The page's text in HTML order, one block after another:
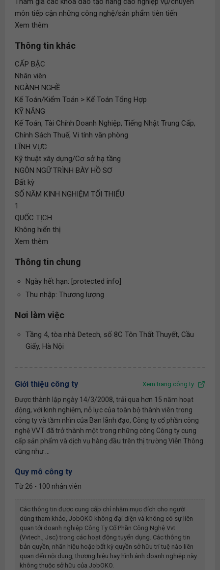
môn tiếp cận những công nghệ/sản phẩm tiên tiến
Xem thêm
Thông tin khác
CẤP BẬC
Nhân viên
NGÀNH NGHỀ
Kế Toán/Kiểm Toán > Kế Toán Tổng Hợp
KỸ NĂNG
Kế Toán, Tài Chính Doanh Nghiệp, Tiếng Nhật Trung Cấp,
Chính Sách Thuế, Vi tính văn phòng
LĨNH VỰC
Kỹ thuật xây dựng/Cơ sở hạ tầng
NGÔN NGỮ TRÌNH BÀY HỒ SƠ
Bất kỳ
SỐ NĂM KINH NGHIỆM TỐI THIỂU
1
QUỐC TỊCH
Không hiển thị
Xem thêm
Thông tin chung
Ngày hết hạn: [protected info]
Thu nhập: Thương lượng
Nơi làm việc
Tầng 4, tòa nhà Detech, số 8C Tôn Thất Thuyết, Cầu
Giấy, Hà Nội
Giới thiệu công ty Xem trang công ty
Được thành lập ngày 14/3/2008, trải qua hơn 15 năm hoạt
động, với kinh nghiệm, nỗ lực của toàn bộ thành viên trong
công ty và tầm nhìn của Ban lãnh đạo, Công ty cổ phần công
nghệ VVT đã trở thành một trong những công Công ty cung
cấp sản phẩm và dịch vụ hàng đầu trên thị trường Viễn Thông
cũng như ...
Quy mô công ty
Từ 26 - 100 nhân viên
Các thông tin được cung cấp chỉ nhằm mục đích cho người
dùng tham khảo, JobOKO không đại diện và không có sự liên
quan tới doanh nghiệp Công Ty Cổ Phần Công Nghệ Vvt
(vvtech., Jsc) trong các hoạt động tuyển dụng. Các thông tin
bản quyền, nhãn hiệu hoặc bất kỳ quyền sở hữu trí tuệ nào liên
quan đến nội dung, thương hiệu hay hình ảnh doanh nghiệp này
không thuộc sở hữu của JobOKO.